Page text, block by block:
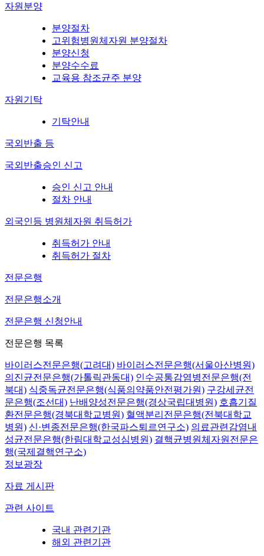
자원분양
분양절차
고위험병원체자원 분양절차
분양신청
분양수수료
교육용 참조균주 분양
자원기탁
기탁안내
국외반출 등
국외반출승인 신고
승인 신고 안내
절차 안내
외국인등 병원체자원 취득허가
취득허가 안내
취득허가 절차
전문은행
전문은행소개
전문은행 신청안내
전문은행 목록
바이러스전문은행(고려대) 바이러스전문은행(서울아산병원)
의진균전문은행(가톨릭관동대) 인수공통감염병전문은행(전
북대) 식중독균전문은행(식품의약품안전평가원) 구강세균전
문은행(조선대) 난배양성전문은행(경상국립대병원) 호흡기질
환전문은행(경북대학교병원) 혈액분리전문은행(전북대학교
병원) 신·변종전문은행(한국파스퇴르연구소) 의료관련감염내
성균전문은행(한림대학교성심병원) 결핵균병원체자원전문은
행(국제결핵연구소)
정보광장
자료 게시판
관련 사이트
국내 관련기관
해외 관련기관